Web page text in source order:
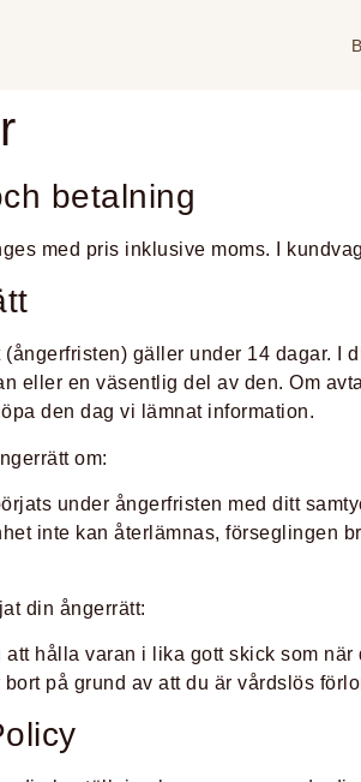
betalning
med pris inklusive moms. I
(ångerfristen) gäller under 14 dagar. I
eller en väsentlig del av den. Om
den dag vi lämnat information.
om:
under ångerfristen med ditt
inte kan återlämnas, förseglingen
din ångerrätt:
att hålla varan i lika gott skick som
på grund av att du är vårdslös